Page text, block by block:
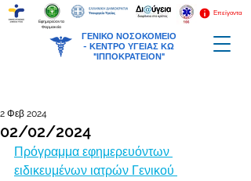
ΓΕΝΙΚΟ ΝΟΣΟΚΟΜΕΙΟ
- ΚΕΝΤΡΟ ΥΓΕΙΑΣ ΚΩ
"ΙΠΠΟΚΡΑΤΕΙΟΝ"
Επείγοντα
Εφημερεύοντα
Φαρμακεία
02/02/2024
2 Φεβ 2024
Πρόγραμμα εφημερευόντων
ειδικευμένων ιατρών Γενικού